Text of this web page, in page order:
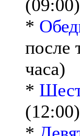
(09:00)
*
после
часа)
*
(12:00)